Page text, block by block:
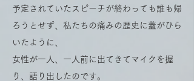
予定されていたスピーチが終わっても誰も帰
ろうとせず、私たちの痛みの歴史に蓋がひら
いたように、
女性が一人、一人前に出てきてマイクを握
り、語り出したのです。